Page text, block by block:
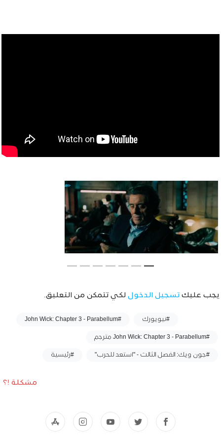
يجب عليك تسجيل الدخول لكي تتمكن من التعليق.
#نيويورك #John Wick: Chapter 3 - Parabellum
#John Wick: Chapter 3 - Parabellum مترجم
#جون ويك: الفصل الثالث - "استعد للحرب" #رئيسية
مشكلة !؟